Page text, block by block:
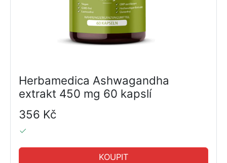
Herbamedica Ashwagandha
extrakt 450 mg 60 kapslí
356 Kč
KOUPIT